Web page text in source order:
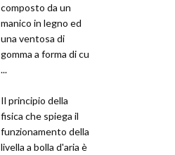
composto da un
manico in legno ed
una ventosa di
gomma a forma di cu
...
Il principio della
fisica che spiega il
funzionamento della
livella a bolla d'aria è